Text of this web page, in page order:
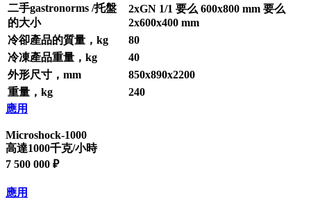
二手gastronorms /托盤
的大小
2xGN 1/1 要么 600х800 mm 要么
2х600х400 mm
冷卻產品的質量，kg
80
冷凍產品重量，kg
40
外形尺寸，mm
850х890х2200
重量，kg
240
應用
Microshock-1000
高達1000千克/小時
7 500 000 ₽
應用